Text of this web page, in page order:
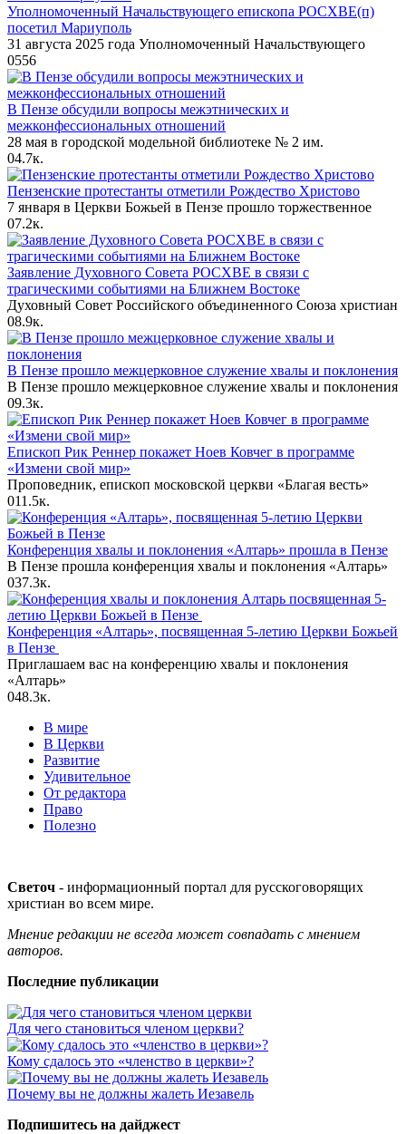
Уполномоченный Начальствующего епископа РОСХВЕ(п)
посетил Мариуполь
31 августа 2025 года Уполномоченный Начальствующего
0556
В Пензе обсудили вопросы межэтнических и
межконфессиональных отношений
28 мая в городской модельной библиотеке № 2 им.
04.7к.
Пензенские протестанты отметили Рождество Христово
7 января в Церкви Божьей в Пензе прошло торжественное
07.2к.
Заявление Духовного Совета РОСХВЕ в связи с
трагическими событиями на Ближнем Востоке
Духовный Совет Российского объединенного Союза христиан
08.9к.
В Пензе прошло межцерковное служение хвалы и поклонения
В Пензе прошло межцерковное служение хвалы и поклонения
09.3к.
Епископ Рик Реннер покажет Ноев Ковчег в программе
«Измени свой мир»
Проповедник, епископ московской церкви «Благая весть»
011.5к.
Конференция хвалы и поклонения «Алтарь» прошла в Пензе
В Пензе прошла конференция хвалы и поклонения «Алтарь»
037.3к.
Конференция «Алтарь», посвященная 5-летию Церкви Божьей
в Пензе
Приглашаем вас на конференцию хвалы и поклонения
«Алтарь»
048.3к.
В мире
В Церкви
Развитие
Удивительное
От редактора
Право
Полезно
Светоч - информационный портал для русскоговорящих
христиан во всем мире.
Мнение редакции не всегда может совпадать с мнением
авторов.
Последние публикации
Для чего становиться членом церкви?
Кому сдалось это «членство в церкви»?
Почему вы не должны жалеть Иезавель
Подпишитесь на дайджест